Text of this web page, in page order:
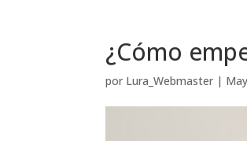
¿Cómo
por Lura_Webmaster |